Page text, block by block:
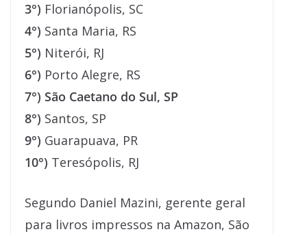
3°) Florianópolis, SC
4°) Santa Maria, RS
5°) Niterói, RJ
6°) Porto Alegre, RS
7°) São Caetano do Sul, SP
8°) Santos, SP
9°) Guarapuava, PR
10°) Teresópolis, RJ
Segundo Daniel Mazini, gerente geral
para livros impressos na Amazon, São